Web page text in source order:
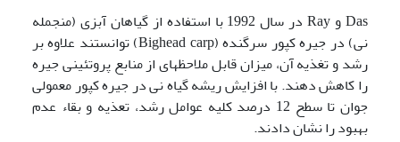
Das و Ray در سال 1992 با استفاده از گیاهان آبزی (منجمله
نی) در جیره کپور سرگنده (Bighead carp) توانستند علاوه بر
رشد و تغذیه آن، میزان قابل ملاحظه­ای از منابع پروتئینی جیره
را کاهش دهند. با افزایش ریشه گیاه نی در جیره کپور معمولی
جوان تا سطح 12 درصد کلیه عوامل رشد، تعذیه و بقاء عدم
بهبود را نشان دادند.